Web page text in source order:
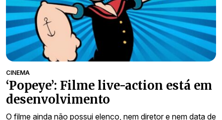
CINEMA
‘Popeye’: Filme live-action está em
desenvolvimento
O filme ainda não possui elenco, nem diretor e nem data de